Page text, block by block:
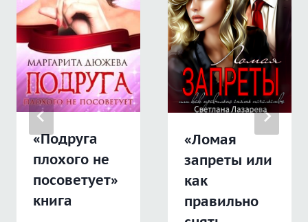
«Подруга
плохого не
посоветует»
книга
«Ломая
запреты или
как
правильно